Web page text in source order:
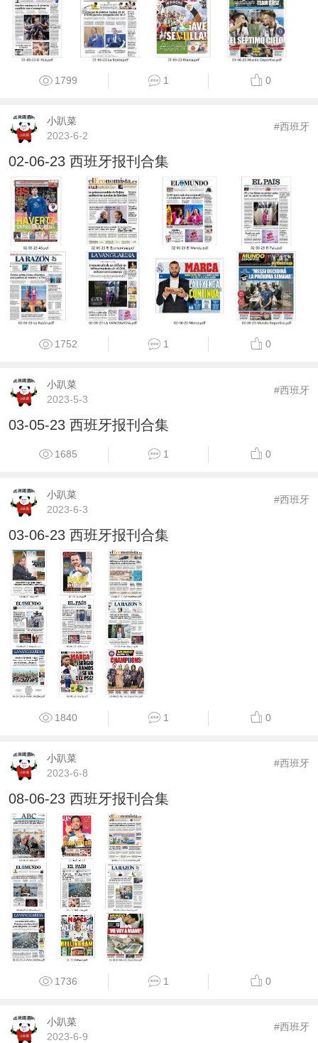
1799 1 0
小趴菜
2023-6-2
#西班牙
02-06-23 西班牙报刊合集
1752 1 0
小趴菜
2023-5-3
#西班牙
03-05-23 西班牙报刊合集
1685 1 0
小趴菜
2023-6-3
#西班牙
03-06-23 西班牙报刊合集
1840 1 0
小趴菜
2023-6-8
#西班牙
08-06-23 西班牙报刊合集
1736 1 0
小趴菜
2023-6-9
#西班牙